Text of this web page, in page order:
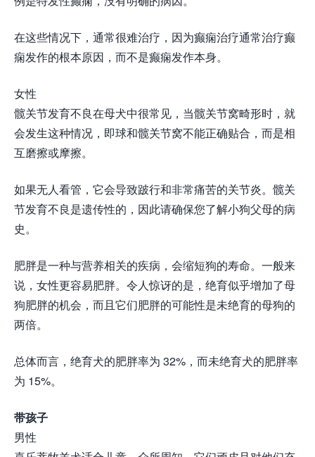
在这些情况下，通常很难治疗，因为癫痫治疗通常治疗癫
痫发作的根本原因，而不是癫痫发作本身。
女性
髋关节发育不良在母犬中很常见，当髋关节窝畸形时，就
会发生这种情况，即球和髋关节窝不能正确贴合，而是相
互磨擦或摩擦。
如果无人看管，它会导致跛行和非常痛苦的关节炎。髋关
节发育不良是遗传性的，因此请确保您了解小狗父母的病
史。
肥胖是一种与营养相关的疾病，会缩短狗的寿命。一般来
说，女性更容易肥胖。令人惊讶的是，绝育似乎增加了母
狗肥胖的机会，而且它们肥胖的可能性是未绝育的母狗的
两倍。
总体而言，绝育犬的肥胖率为 32%，而未绝育犬的肥胖率
为 15%。
带孩子
男性